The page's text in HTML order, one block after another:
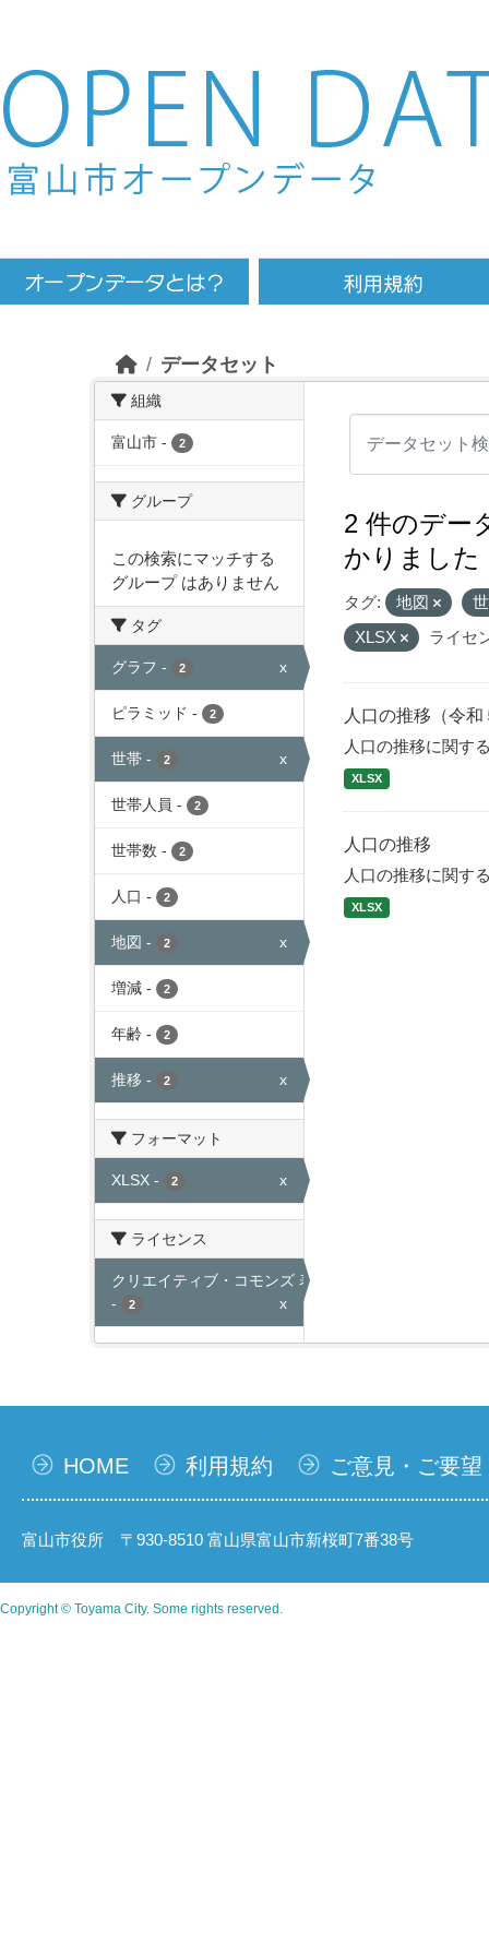
Skip to main content
データセット
組織
富山市 - 2
グループ
この検索にマッチする
グループ はありません
タグ
グラフ - 2 x
ピラミッド - 2
世帯 - 2 x
世帯人員 - 2
世帯数 - 2
人口 - 2
地図 - 2 x
増減 - 2
年齢 - 2
推移 - 2 x
フォーマット
XLSX - 2 x
ライセンス
クリエイティブ・コモンズ 表示
-
2 x
2 件のデー
かりました
タグ: 地図
XLSX
ライセ
人口の推移（令和
人口の推移に関す
XLSX
人口の推移
人口の推移に関す
XLSX
HOME 利用規約 ご意見・ご要望
富山市役所 〒930-8510 富山県富山市新桜町7番38号
Copyright © Toyama City. Some rights reserved.